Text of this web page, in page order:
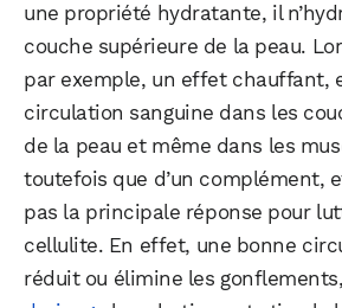
une propriété hydratante, il
couche supérieure de la peau.
par exemple, un effet chauffant,
circulation sanguine dans les
de la peau et même dans les
toutefois que d’un complément,
pas la principale réponse pour
cellulite. En effet, une bonne
réduit ou élimine les